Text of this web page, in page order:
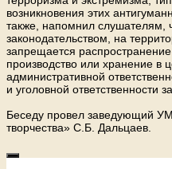
возникновения этих
также, напомнил слушателям,
законодательством, на
запрещается
производство или хранение в
административной
и уголовной ответственности
Беседу провел заведующий
творчества» С.Б. Дальцаев.